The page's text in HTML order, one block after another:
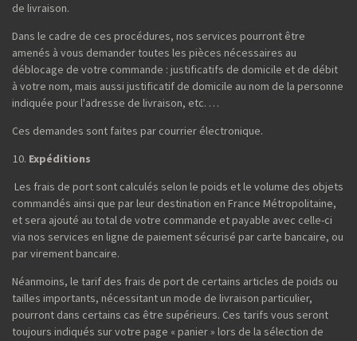
de livraison.
Dans le cadre de ces procédures, nos services pourront être
amenés à vous demander toutes les pièces nécessaires au
déblocage de votre commande : justificatifs de domicile et de débit
à votre nom, mais aussi justificatif de domicile au nom de la personne
indiquée pour l'adresse de livraison, etc. …
Ces demandes sont faites par courrier électronique.
Expéditions
Les frais de port sont calculés selon le poids et le volume des objets
commandés ainsi que par leur destination en France Métropolitaine,
et sera ajouté au total de votre commande et payable avec celle-ci
via nos services en ligne de paiement sécurisé par carte bancaire, ou
par virement bancaire.
Néanmoins, le tarif des frais de port de certains articles de poids ou
tailles importants, nécessitant un mode de livraison particulier,
pourront dans certains cas être supérieurs. Ces tarifs vous seront
toujours indiqués sur votre page « panier » lors de la sélection de